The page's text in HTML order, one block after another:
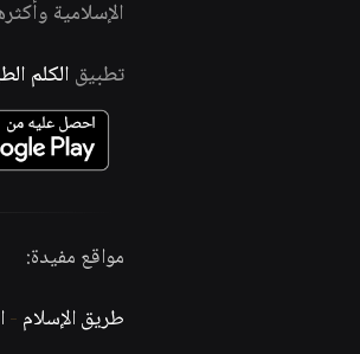
الإسلامية
تطبيقالكلم
مواقع مفيدة:
طريق الإسلام -